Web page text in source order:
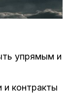
упрямым и
и контракты